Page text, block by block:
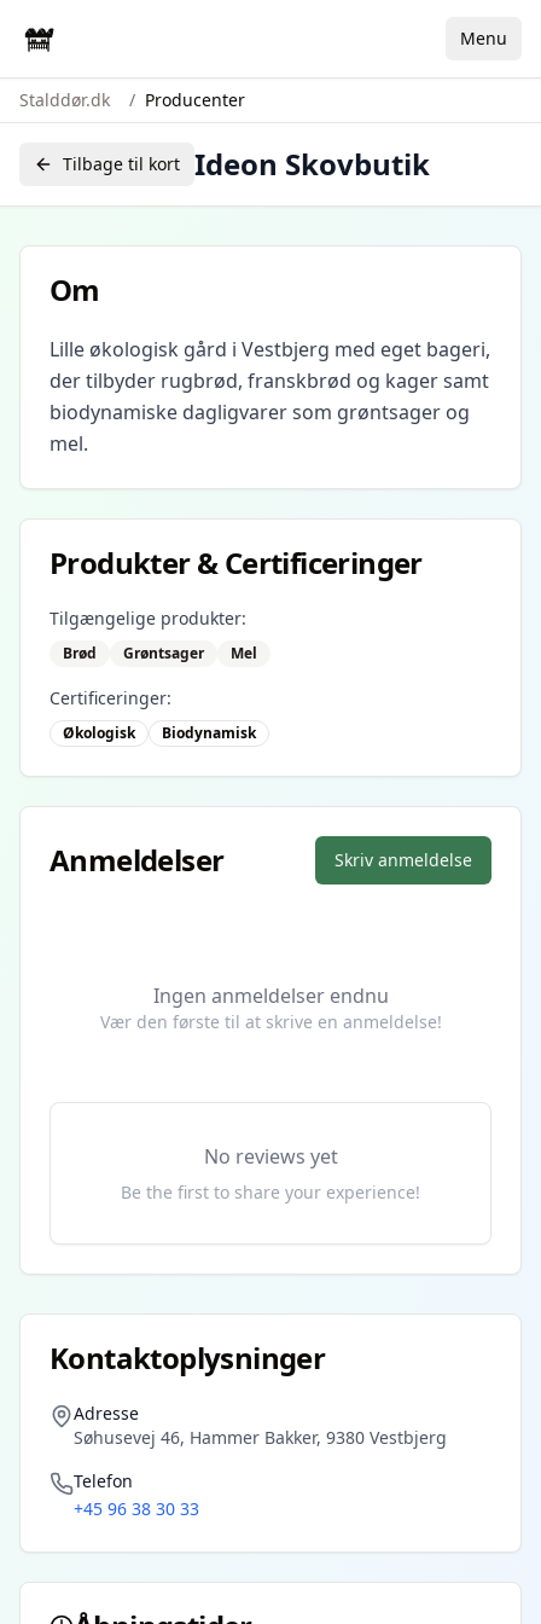
Menu
Stalddør.dk / Producenter
Tilbage til kort Ideon Skovbutik
Om
Lille økologisk gård i Vestbjerg med eget bageri,
der tilbyder rugbrød, franskbrød og kager samt
biodynamiske dagligvarer som grøntsager og
mel.
Produkter & Certificeringer
Tilgængelige produkter:
Brød Grøntsager Mel
Certificeringer:
Økologisk Biodynamisk
Anmeldelser Skriv anmeldelse
Ingen anmeldelser endnu
Vær den første til at skrive en anmeldelse!
No reviews yet
Be the first to share your experience!
Kontaktoplysninger
Adresse
Søhusevej 46, Hammer Bakker, 9380 Vestbjerg
Telefon
+45 96 38 30 33